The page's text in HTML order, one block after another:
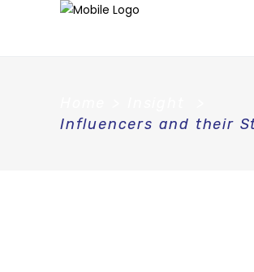
Influencers and their